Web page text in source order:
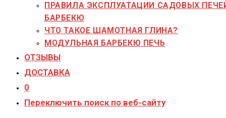
ПРАВИЛА ЭКСПЛУАТАЦИИ САДОВЫХ
БАРБЕКЮ
ЧТО ТАКОЕ ШАМОТНАЯ ГЛИНА?
МОДУЛЬНАЯ БАРБЕКЮ ПЕЧЬ
ОТЗЫВЫ
ДОСТАВКА
0
Переключить поиск по веб-сайту